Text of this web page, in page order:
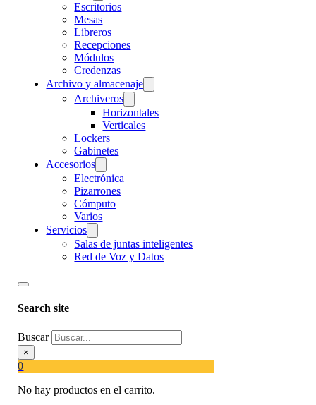
Escritorios
Mesas
Libreros
Recepciones
Módulos
Credenzas
Archivo y almacenaje
Archiveros
Horizontales
Verticales
Lockers
Gabinetes
Accesorios
Electrónica
Pizarrones
Cómputo
Varios
Servicios
Salas de juntas inteligentes
Red de Voz y Datos
Search site
Buscar
×
0
No hay productos en el carrito.